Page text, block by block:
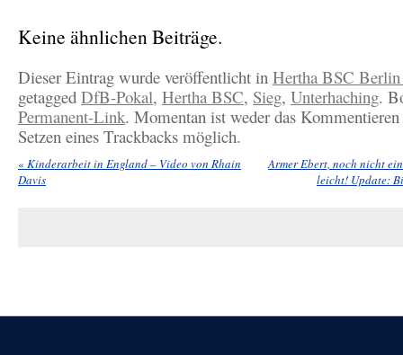
Keine ähnlichen Beiträge.
Dieser Eintrag wurde veröffentlicht in Hertha BSC
getagged DfB-Pokal, Hertha BSC, Sieg, Unterhaching.
Permanent-Link. Momentan ist weder das Kommentieren
Setzen eines Trackbacks möglich.
« Kinderarbeit in England – Video von Rhain
Davis
Armer Ebert, noch nicht
leicht! Update: